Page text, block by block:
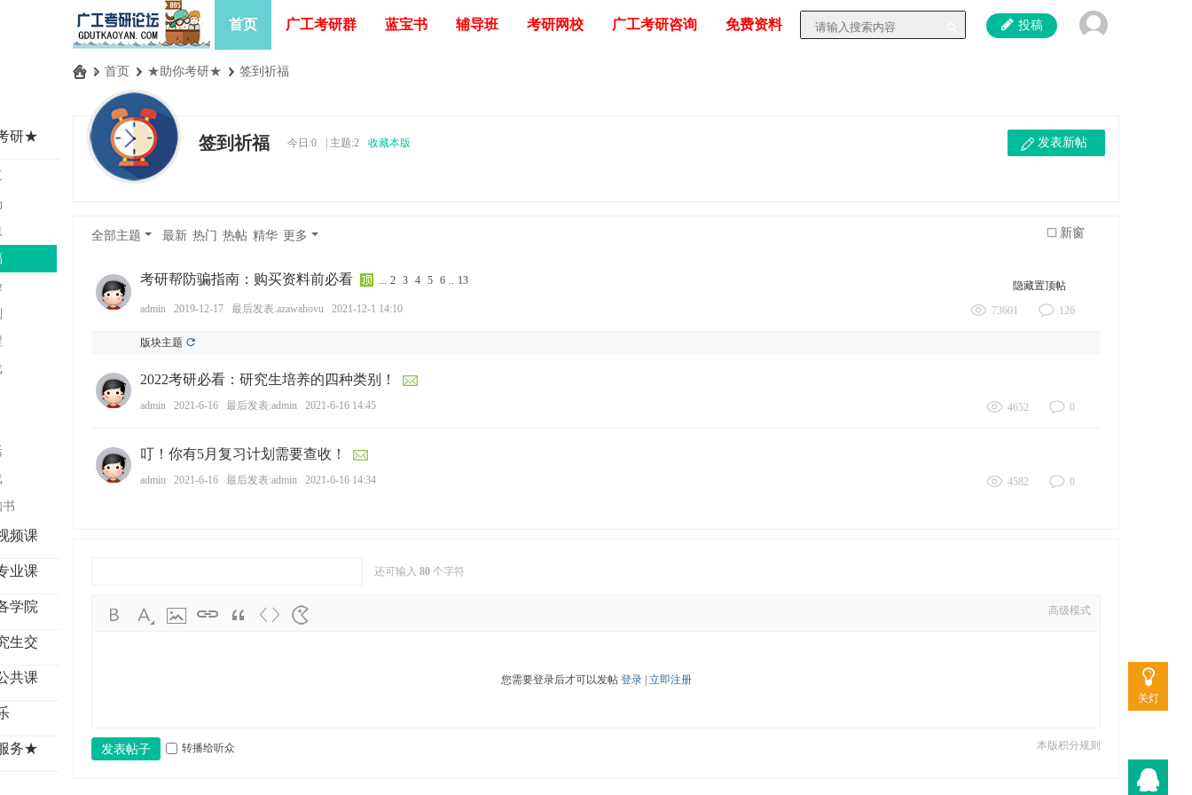
关灯
首页 广工考研群 蓝宝书 辅导班 考研网校 广工考研咨询 免费资料 投稿
» 首页 › ★助你考研★ › 签到祈福
研★
频课
业课
学院
生交
共课
务★
签到祈福 今日:0 主题:2 收藏本版 发表新帖
新窗
全部主题 最新 热门 热帖 精华 更多
隐藏置顶帖
考研帮防骗指南：购买资料前必看 ... 2 3 4 5 6 .. 13
admin 2019-12-17 最后发表:azawahovu 2021-12-1 14:10 73601 126
版块主题
2022考研必看：研究生培养的四种类别！
admin 2021-6-16 最后发表:admin 2021-6-16 14:45 4652 0
叮！你有5月复习计划需要查收！
admin 2021-6-16 最后发表:admin 2021-6-16 14:34 4582 0
还可输入 80 个字符
高级模式
您需要登录后才可以发帖 登录| 立即注册
本版积分规则
发表帖子 转播给听众